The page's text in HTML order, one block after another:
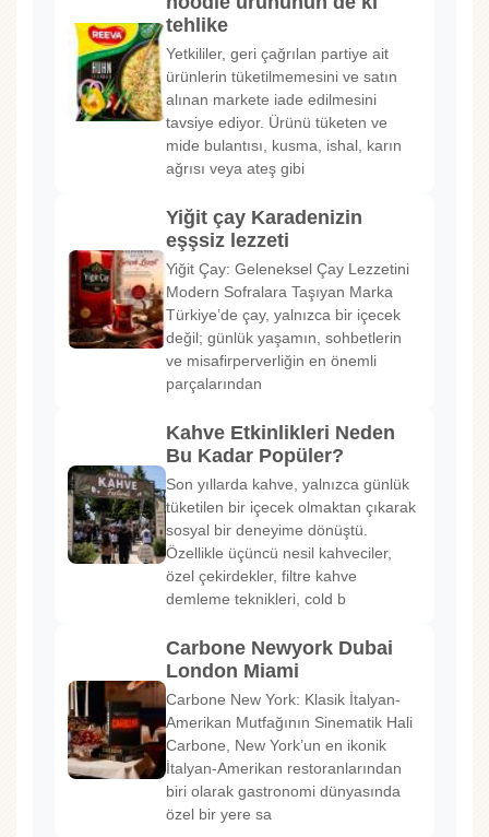
tehlike
Yetkililer, geri çağrılan partiye ait
ürünlerin tüketilmemesini ve satın
alınan markete iade edilmesini
tavsiye ediyor. Ürünü tüketen ve
mide bulantısı, kusma, ishal, karın
ağrısı veya ateş gibi
Yiğit çay Karadenizin
eşşsiz lezzeti
Yiğit Çay: Geleneksel Çay Lezzetini
Modern Sofralara Taşıyan Marka
Türkiye’de çay, yalnızca bir içecek
değil; günlük yaşamın, sohbetlerin
ve misafirperverliğin en önemli
parçalarından
Kahve Etkinlikleri Neden
Bu Kadar Popüler?
Son yıllarda kahve, yalnızca günlük
tüketilen bir içecek olmaktan çıkarak
sosyal bir deneyime dönüştü.
Özellikle üçüncü nesil kahveciler,
özel çekirdekler, filtre kahve
demleme teknikleri, cold b
Carbone Newyork Dubai
London Miami
Carbone New York: Klasik İtalyan-
Amerikan Mutfağının Sinematik Hali
Carbone, New York’un en ikonik
İtalyan-Amerikan restoranlarından
biri olarak gastronomi dünyasında
özel bir yere sa